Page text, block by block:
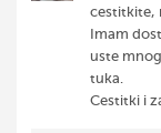
cestitkite,
Imam
uste
tuka.
Cestitki i